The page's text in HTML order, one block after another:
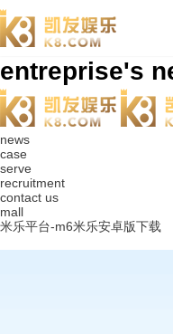
entreprise's
news
case
serve
recruitment
contact us
mall
米乐平台-m6米乐安卓版下载